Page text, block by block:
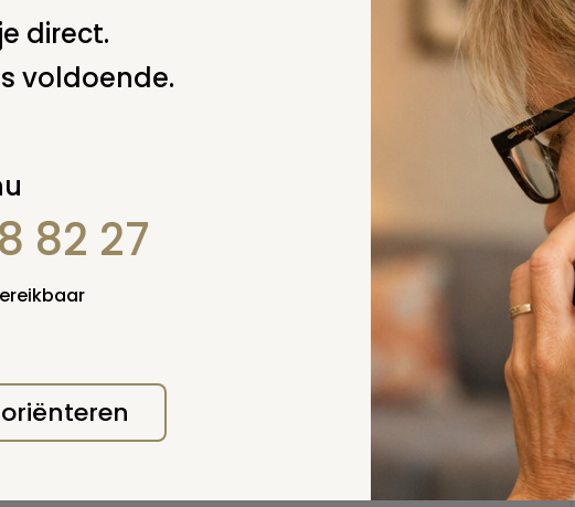
direct.
voldoende.
82 27